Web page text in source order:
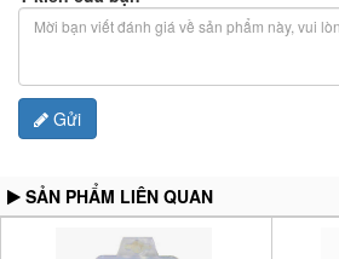
Gửi
SẢN PHẨM LIÊN QUAN